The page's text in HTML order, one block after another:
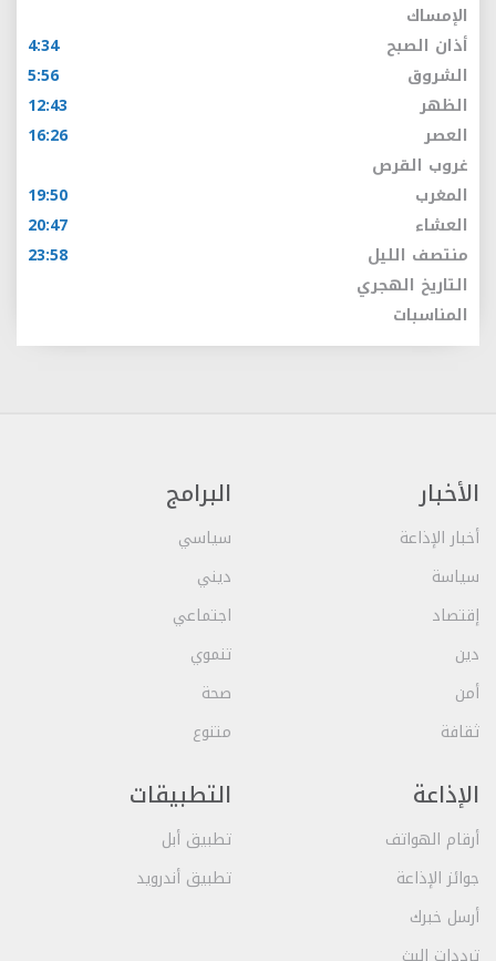
الإمساك
أذان الصبح
4:34
الشروق
5:56
الظهر
12:43
العصر
16:26
غروب القرص
المغرب
19:50
العشاء
20:47
منتصف الليل
23:58
التاريخ الهجري
المناسبات
الأخبار
أخبار الإذاعة
سياسة
إقتصاد
دين
أمن
ثقافة
البرامج
سياسي
ديني
اجتماعي
تنموي
صحة
متنوع
الإذاعة
أرقام الهواتف
جوائز الإذاعة
أرسل خبرك
التطبيقات
تطبيق أبل
تطبيق أندرويد